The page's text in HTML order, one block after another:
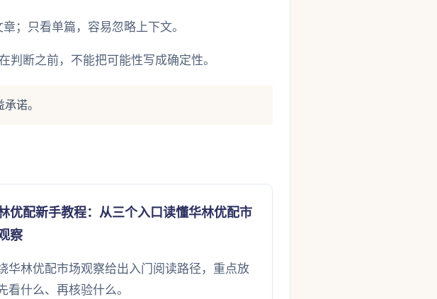
；只看单篇，容易忽略上下文。
断之前，不能把可能性写成确定性。
诺。
优配新手教程：从三个入口读懂华林优配市
察
华林优配市场观察给出入门阅读路径，重点放
看什么、再核验什么。